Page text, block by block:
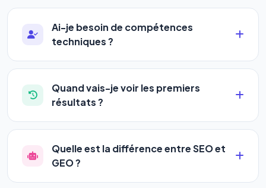
Ai-je besoin de compétences
techniques ?
Absolument pas. Notre logiciel a été conçu pour
être accessible àtous les profils: artisans,
commerçants, auto-entrepreneurs, PME ou
complexe — vous renseignez l'adresse de votre
site, décrivez votre activité, et le logiciel gère tout
en automatique 24h/24.
Quand vais-je voir les premiers
résultats ?
La plupart de nos utilisateurs observent une
amélioration de leur positionnement en4 à 6
semaines. Le référencement est un marathon, pas
Quelle est la différence entre SEO et
GEO ?